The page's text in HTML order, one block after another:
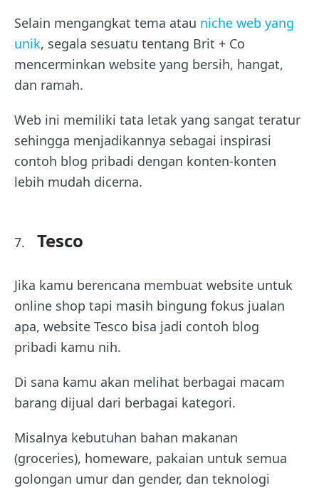
Selain mengangkat tema atau niche web yang
unik, segala sesuatu tentang Brit + Co
mencerminkan website yang bersih, hangat,
dan ramah.
Web ini memiliki tata letak yang sangat teratur
sehingga menjadikannya sebagai inspirasi
contoh blog pribadi dengan konten-konten
lebih mudah dicerna.
Tesco
Jika kamu berencana membuat website untuk
online shop tapi masih bingung fokus jualan
apa, website Tesco bisa jadi contoh blog
pribadi kamu nih.
Di sana kamu akan melihat berbagai macam
barang dijual dari berbagai kategori.
Misalnya kebutuhan bahan makanan
(groceries), homeware, pakaian untuk semua
golongan umur dan gender, dan teknologi